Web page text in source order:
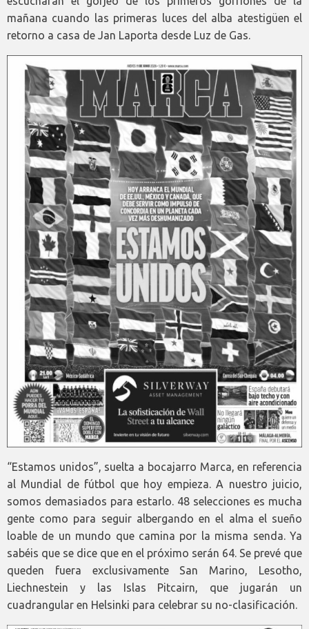
mañana cuando las primeras luces del alba atestigüen el
retorno a casa de Jan Laporta desde Luz de Gas.
“Estamos unidos”, suelta a bocajarro Marca, en referencia
al Mundial de fútbol que hoy empieza. A nuestro juicio,
somos demasiados para estarlo. 48 selecciones es mucha
gente como para seguir albergando en el alma el sueño
loable de un mundo que camina por la misma senda. Ya
sabéis que se dice que en el próximo serán 64. Se prevé que
queden fuera exclusivamente San Marino, Lesotho,
Liechnestein y las Islas Pitcairn, que jugarán un
cuadrangular en Helsinki para celebrar su no-clasificación.